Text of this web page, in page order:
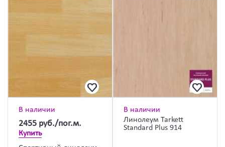
В наличии
2455 руб./пог.м.
Купить
В наличии
Линолеум Tarkett
Standard Plus 914